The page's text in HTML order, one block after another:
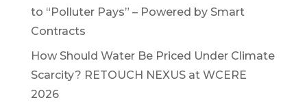
to “Polluter Pays” – Powered by Smart
Contracts
How Should Water Be Priced Under Climate
Scarcity? RETOUCH NEXUS at WCERE
2026